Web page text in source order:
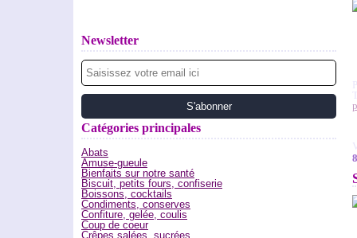
Newsletter
Catégories principales
Abats
Amuse-gueule
Bienfaits sur notre santé
Biscuit, petits fours, confiserie
Boissons, cocktails
Condiments, conserves
Confiture, gelée, coulis
Coup de coeur
Crêpes salées, sucrées